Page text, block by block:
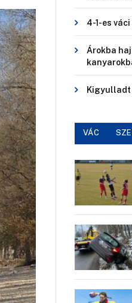
4-1-es
Árokba
Kigyulladt
VÁC